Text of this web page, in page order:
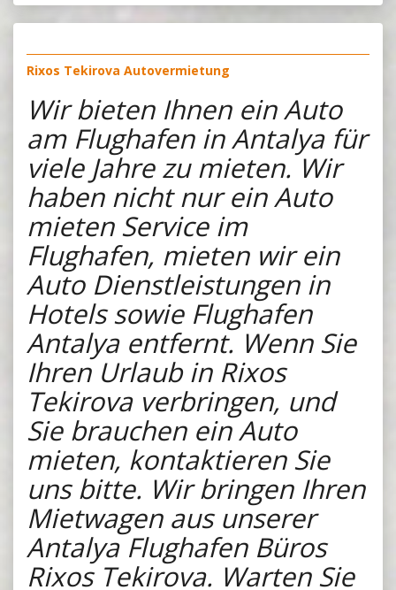
Rixos Tekirova Autovermietung
Wir bieten Ihnen ein Auto
am Flughafen in Antalya für
viele Jahre zu mieten. Wir
haben nicht nur ein Auto
mieten Service im
Flughafen, mieten wir ein
Auto Dienstleistungen in
Hotels sowie Flughafen
Antalya entfernt. Wenn Sie
Ihren Urlaub in Rixos
Tekirova verbringen, und
Sie brauchen ein Auto
mieten, kontaktieren Sie
uns bitte. Wir bringen Ihren
Mietwagen aus unserer
Antalya Flughafen Büros
Rixos Tekirova. Warten Sie